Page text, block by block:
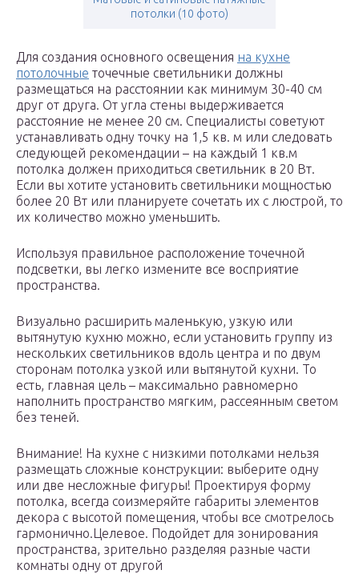
потолки (10 фото)
Для создания основного освещения на кухне
потолочные точечные светильники должны
размещаться на расстоянии как минимум 30-40 см
друг от друга. От угла стены выдерживается
расстояние не менее 20 см. Специалисты советуют
устанавливать одну точку на 1,5 кв. м или следовать
следующей рекомендации – на каждый 1 кв.м
потолка должен приходиться светильник в 20 Вт.
Если вы хотите установить светильники мощностью
более 20 Вт или планируете сочетать их с люстрой, то
их количество можно уменьшить.
Используя правильное расположение точечной
подсветки, вы легко измените все восприятие
пространства.
Визуально расширить маленькую, узкую или
вытянутую кухню можно, если установить группу из
нескольких светильников вдоль центра и по двум
сторонам потолка узкой или вытянутой кухни. То
есть, главная цель – максимально равномерно
наполнить пространство мягким, рассеянным светом
без теней.
Внимание! На кухне с низкими потолками нельзя
размещать сложные конструкции: выберите одну
или две несложные фигуры! Проектируя форму
потолка, всегда соизмеряйте габариты элементов
декора с высотой помещения, чтобы все смотрелось
гармонично.Целевое. Подойдет для зонирования
пространства, зрительно разделяя разные части
комнаты одну от другой